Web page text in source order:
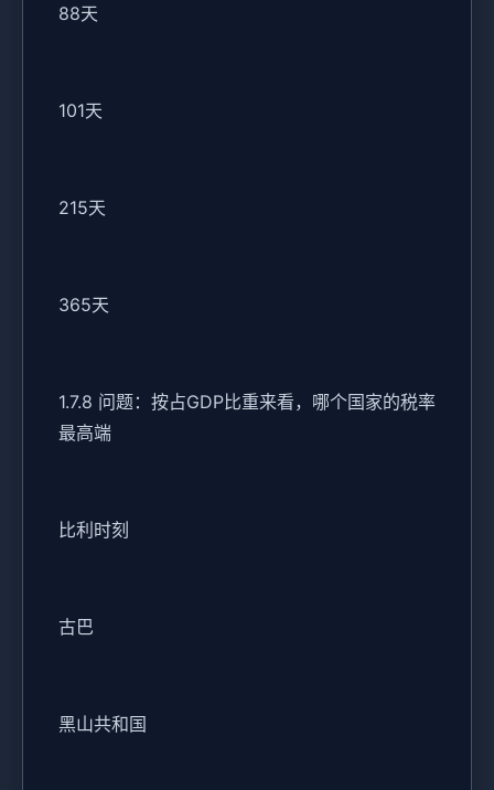
88天
101天
215天
365天
1.7.8 问题：按占GDP比重来看，哪个国家的税率
最高端
比利时刻
古巴
黑山共和国